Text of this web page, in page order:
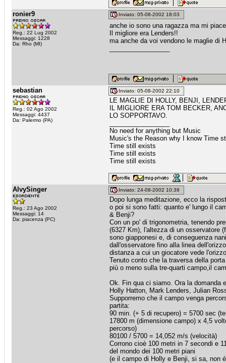
ronier9
Reg.: 22 Lug 2002
Messaggi: 1228
Da: Rho (MI)
Inviato: 05-08-2002 18:03
anche io sono una ragazza ma mi
Il migliore era Lenders!!
ma anche da voi vendono le maglie di
sebastian
Reg.: 02 Ago 2002
Messaggi: 4437
Da: Palermo (PA)
Inviato: 05-08-2002 22:10
LE MAGLIE DI HOLLY, BENJI,
IL MIGLIORE ERA TOM BECKER,
LO SOPPORTAVO.
No need for anything but Music
Music's the Reason why I know Time
Time still exists
Time still exists
Time still exists
AlvySinger
Reg.: 23 Ago 2002
Messaggi: 14
Da: piacenza (PC)
Inviato: 24-08-2002 10:39
Dopo lunga meditazione, ecco la
o poi si sono fatti: quanto e' lungo il
& Benji?
Con un po' di trigonometria, tenendo
(6327 Km), l'altezza di un osservatore
sono giapponesi e, di conseguenza
dall'osservatore fino alla linea
distanza a cui un giocatore vede
Tenuto conto che la traversa della
più o meno sulla tre-quarti campo,il
Ok. Fin qua ci siamo. Ora la domanda
Holly Hatton, Mark Lenders, Julian
Supporremo che il campo venga
partita:
90 min. (+ 5 di recupero) = 5700 sec
17800 m (dimensione campo) x 4,5
percorso)
80100 / 5700 = 14,052 m/s (velocità)
Corrono cioè 100 metri in 7 secondi e
del mondo dei 100 metri piani
(e il campo di Holly e Benji, si sa, non